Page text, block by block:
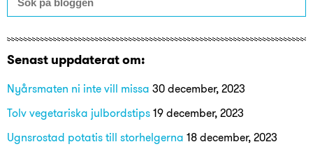
Senast uppdaterat om:
Nyårsmaten ni inte vill missa 30 december, 2023
Tolv vegetariska julbordstips 19 december, 2023
Ugnsrostad potatis till storhelgerna 18 december, 2023